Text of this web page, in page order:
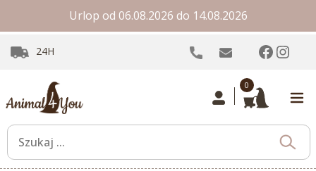
Urlop od 06.08.2026 do 14.08.2026
24H
0